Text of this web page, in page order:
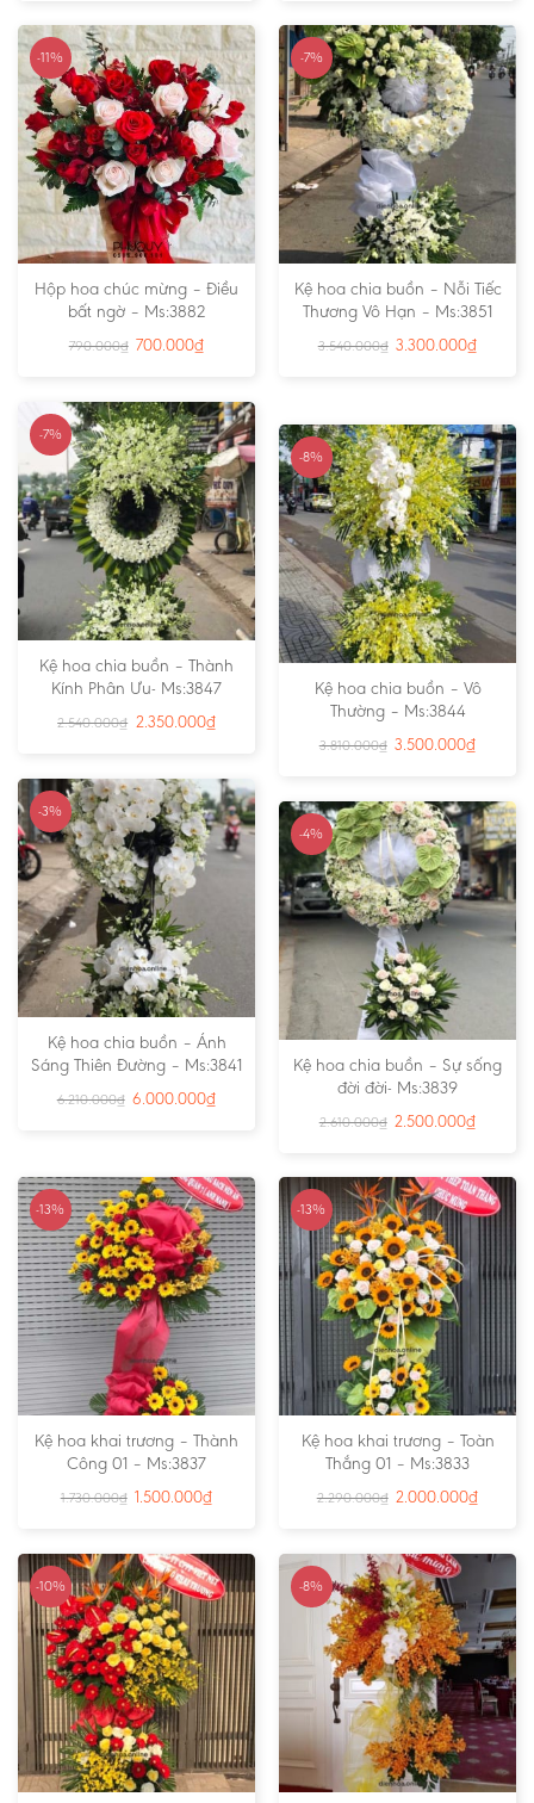
-11%
Hộp hoa chúc mừng – Điều
bất ngờ – Ms:3882
790.000₫ 700.000₫
-7%
Kệ hoa chia buồn – Nỗi Tiếc
Thương Vô Hạn – Ms:3851
3.540.000₫ 3.300.000₫
-7%
Kệ hoa chia buồn – Thành
Kính Phân Ưu- Ms:3847
2.540.000₫ 2.350.000₫
-8%
Kệ hoa chia buồn – Vô
Thường – Ms:3844
3.810.000₫ 3.500.000₫
-3%
Kệ hoa chia buồn – Ánh
Sáng Thiên Đường – Ms:3841
6.210.000₫ 6.000.000₫
-4%
Kệ hoa chia buồn – Sự sống
đời đời- Ms:3839
2.610.000₫ 2.500.000₫
-13%
Kệ hoa khai trương – Thành
Công 01 – Ms:3837
1.730.000₫ 1.500.000₫
-13%
Kệ hoa khai trương – Toàn
Thắng 01 – Ms:3833
2.290.000₫ 2.000.000₫
-10% -8%